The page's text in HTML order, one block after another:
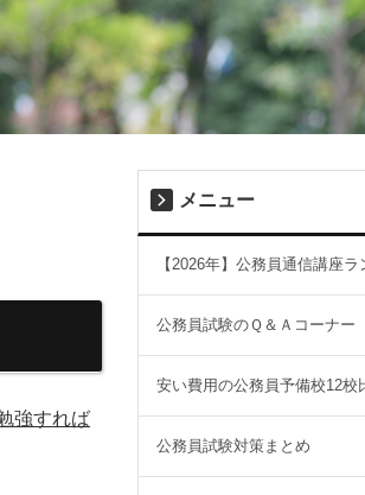
強すれば
メニュー
【2026年】公務員通信講座
公務員試験のＱ＆Ａコーナー
安い費用の公務員予備校12校
公務員試験対策まとめ